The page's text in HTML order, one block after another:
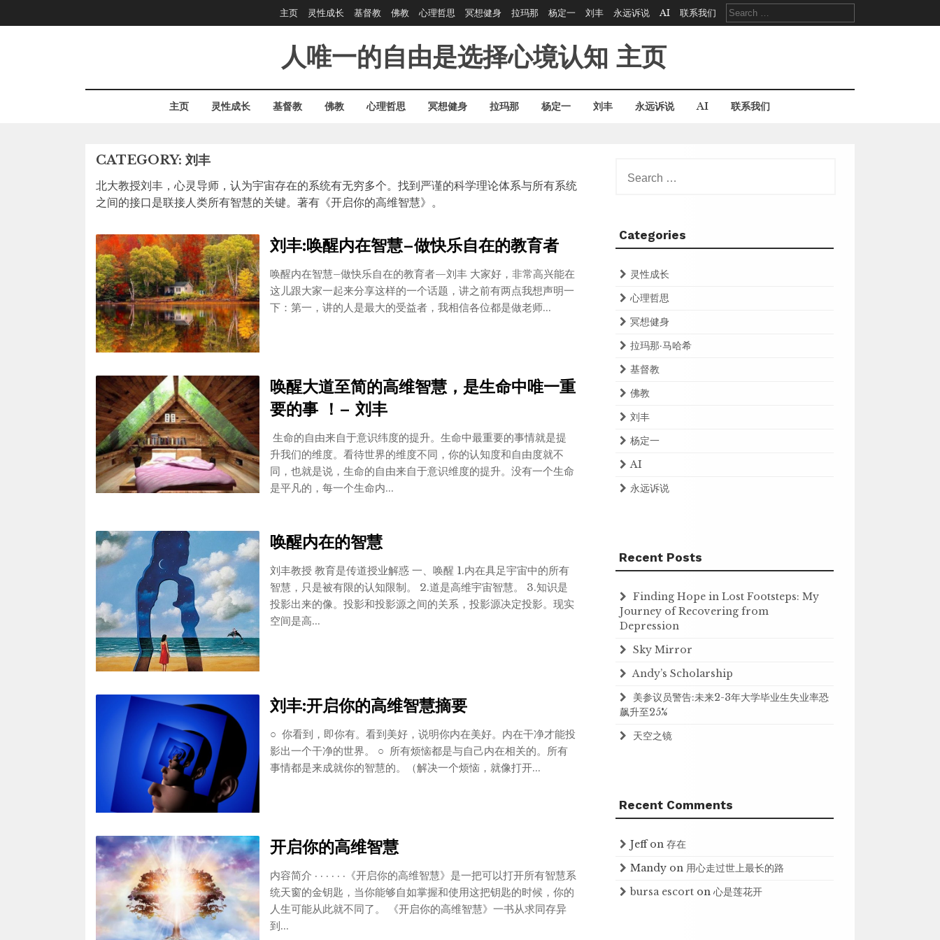
to
主页 灵性成长 基督教 佛教 心理哲思 冥想健身 拉玛那 杨定一 刘丰 永远诉说 AI 联系我们
Search
for:
人唯一的自由是选择心境认知 主页
主页 灵性成长 基督教 佛教 心理哲思 冥想健身 拉玛那 杨定一 刘丰 永远诉说 AI 联系我们
CATEGORY: 刘丰
北大教授刘丰，心灵导师，认为宇宙存在的系统有无穷多个。找到严谨的科学理论体系与所有系统
之间的接口是联接人类所有智慧的关键。著有《开启你的高维智慧》。
刘丰:唤醒内在智慧–做快乐自在的教育者
唤醒内在智慧–做快乐自在的教育者—刘丰 大家好，非常高兴能在
这儿跟大家一起来分享这样的一个话题，讲之前有两点我想声明一
下：第一，讲的人是最大的受益者，我相信各位都是做老师...
唤醒大道至简的高维智慧，是生命中唯一重
要的事 ！– 刘丰
生命的自由来自于意识纬度的提升。生命中最重要的事情就是提
升我们的维度。看待世界的维度不同，你的认知度和自由度就不
同，也就是说，生命的自由来自于意识维度的提升。没有一个生命
是平凡的，每一个生命内...
唤醒内在的智慧
刘丰教授 教育是传道授业解惑 一、唤醒 1.内在具足宇宙中的所有
智慧，只是被有限的认知限制。 2.道是高维宇宙智慧。 3.知识是
投影出来的像。投影和投影源之间的关系，投影源决定投影。现实
空间是高...
刘丰:开启你的高维智慧摘要
○ 你看到，即你有。看到美好，说明你内在美好。内在干净才能投
影出一个干净的世界。 ○ 所有烦恼都是与自己内在相关的。所有
事情都是来成就你的智慧的。（解决一个烦恼，就像打开...
开启你的高维智慧
内容简介 · · · · · ·《开启你的高维智慧》是一把可以打开所有智慧系
统天窗的金钥匙，当你能够自如掌握和使用这把钥匙的时候，你的
人生可能从此就不同了。 《开启你的高维智慧》一书从求同存异
到...
for:
Categories
灵性成长
心理哲思
冥想健身
拉玛那·马哈希
基督教
佛教
刘丰
杨定一
AI
永远诉说
Recent Posts
Finding Hope in Lost Footsteps: My
Journey of Recovering from
Depression
Sky Mirror
Andy’s Scholarship
美参议员警告:未来2-3年大学毕业生失业率恐
飙升至25%
天空之镜
Recent Comments
Jeffon存在
Mandy on 用心走过世上最长的路
bursa escort on心是莲花开